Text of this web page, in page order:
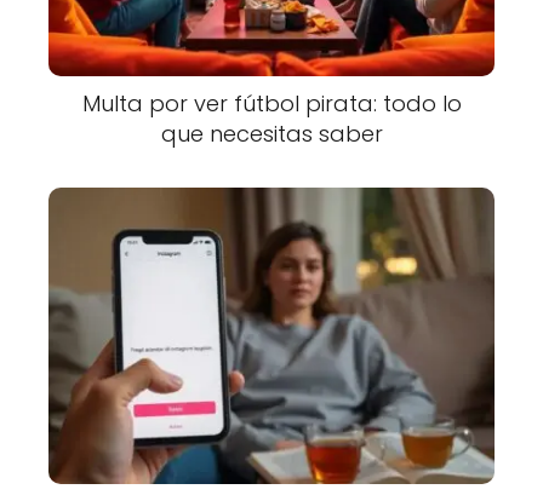
Multa por ver fútbol pirata: todo lo
que necesitas saber